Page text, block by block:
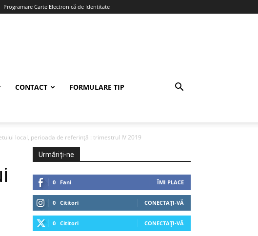
Programare Carte Electronică de Identitate
CONTACT FORMULARE TIP
local, perioada de referință : trimestrul IV 2019
Urmăriți-ne
0 Fani ÎMI PLACE
0 Cititori CONECTAȚI-VĂ
0 Cititori CONECTAȚI-VĂ